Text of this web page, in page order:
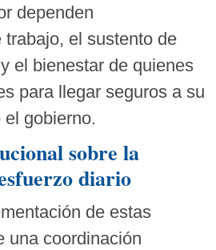
dependen
trabajo, el sustento de
el bienestar de quienes
para llegar seguros a su
el gobierno.
sobre la
diario
de estas
una coordinación